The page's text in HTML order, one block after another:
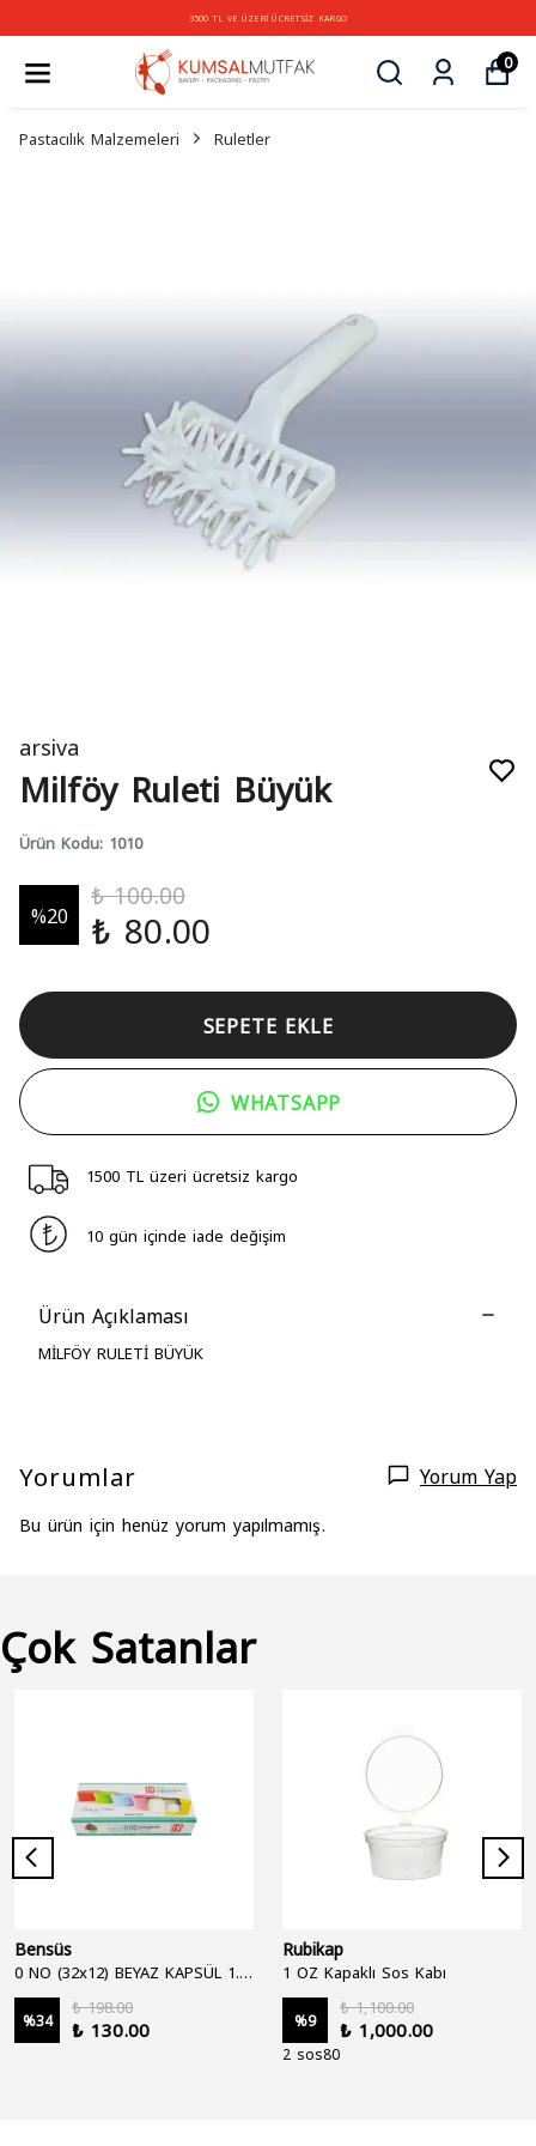
3500 TL VE ÜZERİ ÜCRETSİZ KARGO
0
Pastacılık Malzemeleri Ruletler
arsiva
Milföy Ruleti Büyük
Ürün Kodu: 1010
%20
₺ 100.00
₺ 80.00
SEPETE EKLE
WHATSAPP
1500 TL üzeri ücretsiz kargo
10 gün içinde iade değişim
Ürün Açıklaması
MİLFÖY RULETİ BÜYÜK
Yorumlar Yorum Yap
Bu ürün için henüz yorum yapılmamış.
Çok Satanlar
Bensüs
%34
₺ 198.00
₺ 130.00
Rubikap
1 OZ Kapaklı Sos Kabı
%9
₺ 1,100.00
₺ 1,000.00
2 sos80